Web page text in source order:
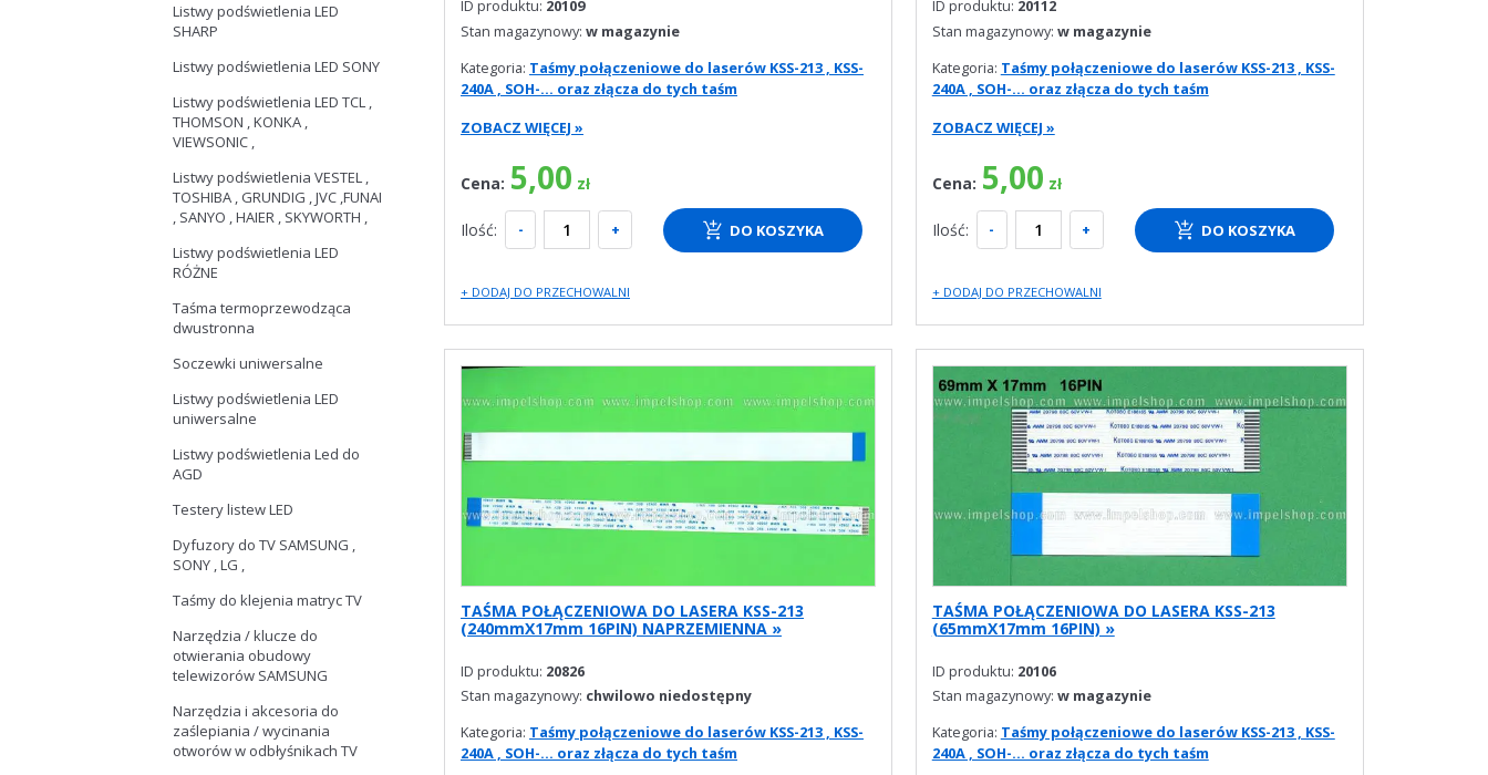
Listwy podświetlenia LED
SHARP
Listwy podświetlenia LED SONY
Listwy podświetlenia LED TCL ,
THOMSON , KONKA ,
VIEWSONIC ,
Listwy podświetlenia VESTEL ,
TOSHIBA , GRUNDIG , JVC ,FUNAI
, SANYO , HAIER , SKYWORTH ,
Listwy podświetlenia LED
RÓŻNE
Taśma termoprzewodząca
dwustronna
Soczewki uniwersalne
Listwy podświetlenia LED
uniwersalne
Listwy podświetlenia Led do
AGD
Testery listew LED
Dyfuzory do TV SAMSUNG ,
SONY , LG ,
Taśmy do klejenia matryc TV
Narzędzia / klucze do
otwierania obudowy
telewizorów SAMSUNG
Narzędzia i akcesoria do
zaślepiania / wycinania
otworów w odbłyśnikach TV
ID produktu: 20109
Stan magazynowy: w magazynie
Kategoria: Taśmy połączeniowe do laserów KSS-213 , KSS-
240A , SOH-... oraz złącza do tych taśm
ZOBACZ WIĘCEJ »
Cena: 5,00 zł
Ilość: - + DO KOSZYKA
+ DODAJ DO PRZECHOWALNI
ID produktu: 20112
Stan magazynowy: w magazynie
Kategoria: Taśmy połączeniowe do laserów KSS-213 , KSS-
240A , SOH-... oraz złącza do tych taśm
ZOBACZ WIĘCEJ »
Cena: 5,00 zł
Ilość: - + DO KOSZYKA
+ DODAJ DO PRZECHOWALNI
TAŚMA POŁĄCZENIOWA DO LASERA KSS-213
(240mmX17mm 16PIN) NAPRZEMIENNA »
ID produktu: 20826
Stan magazynowy: chwilowo niedostępny
Kategoria: Taśmy połączeniowe do laserów KSS-213 , KSS-
240A , SOH-... oraz złącza do tych taśm
TAŚMA POŁĄCZENIOWA DO LASERA KSS-213
(65mmX17mm 16PIN) »
ID produktu: 20106
Stan magazynowy: w magazynie
Kategoria: Taśmy połączeniowe do laserów KSS-213 , KSS-
240A , SOH-... oraz złącza do tych taśm